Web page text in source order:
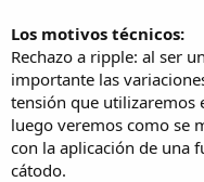
Los motivos técnicos:
Rechazo a ripple: al ser
importante las
tensión que utilizaremos
luego veremos como se
con la aplicación de una
cátodo.